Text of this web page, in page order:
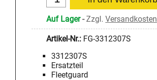
Auf Lager-Zzgl. Versandkosten
Artikel-Nr.: FG-3312307S
3312307S
Ersatzteil
Fleetguard